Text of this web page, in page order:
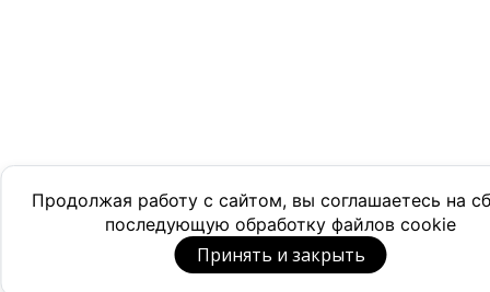
Продолжая работу с сайтом, вы соглашаетесь на
последующую обработку файлов cookie
Принять и закрыть